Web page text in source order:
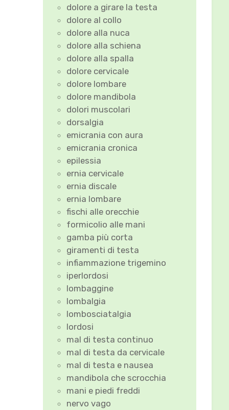
dolore a girare la testa
dolore al collo
dolore alla nuca
dolore alla schiena
dolore alla spalla
dolore cervicale
dolore lombare
dolore mandibola
dolori muscolari
dorsalgia
emicrania con aura
emicrania cronica
epilessia
ernia cervicale
ernia discale
ernia lombare
fischi alle orecchie
formicolio alle mani
gamba più corta
giramenti di testa
infiammazione trigemino
iperlordosi
lombaggine
lombalgia
lombosciatalgia
lordosi
mal di testa continuo
mal di testa da cervicale
mal di testa e nausea
mandibola che scrocchia
mani e piedi freddi
nervo vago